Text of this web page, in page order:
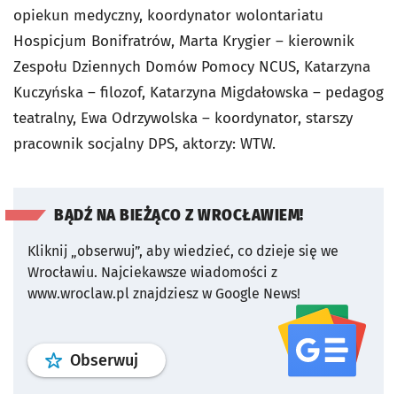
opiekun medyczny, koordynator wolontariatu
Hospicjum Bonifratrów, Marta Krygier – kierownik
Zespołu Dziennych Domów Pomocy NCUS, Katarzyna
Kuczyńska – filozof, Katarzyna Migdałowska – pedagog
teatralny, Ewa Odrzywolska – koordynator, starszy
pracownik socjalny DPS, aktorzy: WTW.
BĄDŹ NA BIEŻĄCO Z WROCŁAWIEM!
Kliknij „obserwuj”, aby wiedzieć, co dzieje się we
Wrocławiu. Najciekawsze wiadomości z
www.wroclaw.pl znajdziesz w Google News!
Obserwuj profil serwisu